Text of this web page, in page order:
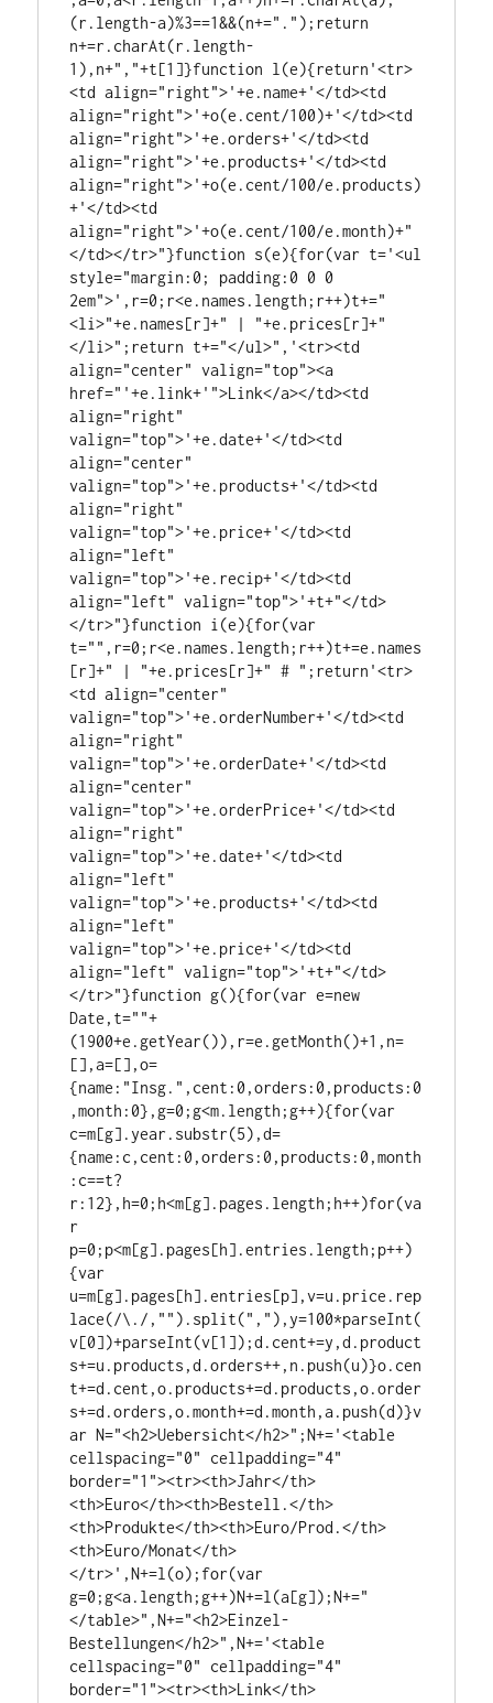
(r.length-a)%3==1&&(n+=".");return
n+=r.charAt(r.length-
1),n+","+t[1]}function l(e){return'<tr>
<td align="right">'+e.name+'</td><td
align="right">'+o(e.cent/100)+'</td><td
align="right">'+e.orders+'</td><td
align="right">'+e.products+'</td><td
align="right">'+o(e.cent/100/e.products)
+'</td><td
align="right">'+o(e.cent/100/e.month)+"
</td></tr>"}function s(e){for(var t='<ul
style="margin:0; padding:0 0 0
2em">',r=0;r<e.names.length;r++)t+="
<li>"+e.names[r]+" | "+e.prices[r]+"
</li>";return t+="</ul>",'<tr><td
align="center" valign="top"><a
href="'+e.link+'">Link</a></td><td
align="right"
valign="top">'+e.date+'</td><td
align="center"
valign="top">'+e.products+'</td><td
align="right"
valign="top">'+e.price+'</td><td
align="left"
valign="top">'+e.recip+'</td><td
align="left" valign="top">'+t+"</td>
</tr>"}function i(e){for(var
t="",r=0;r<e.names.length;r++)t+=e.names
[r]+" | "+e.prices[r]+" # ";return'<tr>
<td align="center"
valign="top">'+e.orderNumber+'</td><td
align="right"
valign="top">'+e.orderDate+'</td><td
align="center"
valign="top">'+e.orderPrice+'</td><td
align="right"
valign="top">'+e.date+'</td><td
align="left"
valign="top">'+e.products+'</td><td
align="left"
valign="top">'+e.price+'</td><td
align="left" valign="top">'+t+"</td>
</tr>"}function g(){for(var e=new
Date,t=""+
(1900+e.getYear()),r=e.getMonth()+1,n=
[],a=[],o=
{name:"Insg.",cent:0,orders:0,products:0
,month:0},g=0;g<m.length;g++){for(var
c=m[g].year.substr(5),d=
{name:c,cent:0,orders:0,products:0,month
:c==t?
r:12},h=0;h<m[g].pages.length;h++)for(va
r
p=0;p<m[g].pages[h].entries.length;p++)
{var
u=m[g].pages[h].entries[p],v=u.price.rep
lace(/\./,"").split(","),y=100*parseInt(
v[0])+parseInt(v[1]);d.cent+=y,d.product
s+=u.products,d.orders++,n.push(u)}o.cen
t+=d.cent,o.products+=d.products,o.order
s+=d.orders,o.month+=d.month,a.push(d)}v
ar N="<h2>Uebersicht</h2>";N+='<table
cellspacing="0" cellpadding="4"
border="1"><tr><th>Jahr</th>
<th>Euro</th><th>Bestell.</th>
<th>Produkte</th><th>Euro/Prod.</th>
<th>Euro/Monat</th>
</tr>',N+=l(o);for(var
g=0;g<a.length;g++)N+=l(a[g]);N+="
</table>",N+="<h2>Einzel-
Bestellungen</h2>",N+='<table
cellspacing="0" cellpadding="4"
border="1"><tr><th>Link</th>